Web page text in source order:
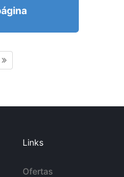
Links
Ofertas